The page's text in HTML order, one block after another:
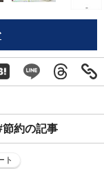
節約の記事
ト